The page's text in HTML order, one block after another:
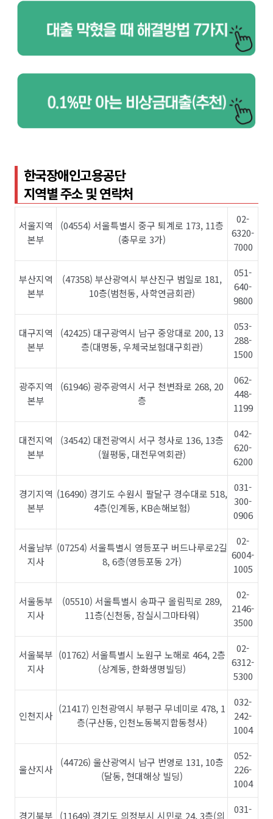
한국장애인고용공단
지역별 주소 및 연락처
서울지역
본부
(04554) 서울특별시 중구 퇴계로 173, 11층
(충무로 3가)
02-
6320-
7000
부산지역
본부
(47358) 부산광역시 부산진구 범일로 181,
10층(범천동, 사학연금회관)
051-
640-
9800
대구지역
본부
(42425) 대구광역시 남구 중앙대로 200, 13
층(대명동, 우체국보험대구회관)
053-
288-
1500
광주지역
본부
(61946) 광주광역시 서구 천변좌로 268, 20
층
062-
448-
1199
대전지역
본부
(34542) 대전광역시 서구 청사로 136, 13층
(월평동, 대전무역회관)
042-
620-
6200
경기지역
본부
(16490) 경기도 수원시 팔달구 경수대로 518,
4층(인계동, KB손해보험)
031-
300-
0906
서울남부
지사
(07254) 서울특별시 영등포구 버드나루로2길
8, 6층(영등포동 2가)
02-
6004-
1005
서울동부
지사
(05510) 서울특별시 송파구 올림픽로 289,
11층(신천동, 잠실시그마타워)
02-
2146-
3500
서울북부
지사
(01762) 서울특별시 노원구 노해로 464, 2층
(상계동, 한화생명빌딩)
02-
6312-
5300
인천지사
(21417) 인천광역시 부평구 무네미로 478, 1
층(구산동, 인천노동복지합동청사)
032-
242-
1004
울산지사
(44726) 울산광역시 남구 번영로 131, 10층
(달동, 현대해상 빌딩)
052-
226-
1004
경기북부 (11649) 경기도 의정부시 시민로 24, 3층(의
031-